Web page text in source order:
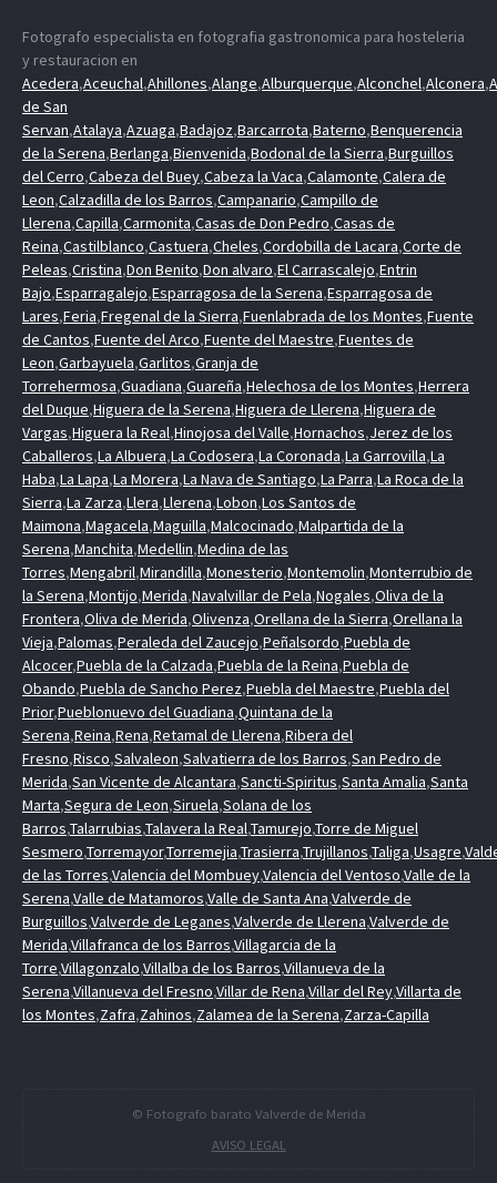
Fotografo especialista en fotografia gastronomica para hosteleria
y restauracion en
Acedera,Aceuchal,Ahillones,Alange,Alburquerque,Alconchel,Alconera,
de San
Servan,Atalaya,Azuaga,Badajoz,Barcarrota,Baterno,Benquerencia
de la Serena,Berlanga,Bienvenida,Bodonal de la Sierra,Burguillos
del Cerro,Cabeza del Buey,Cabeza la Vaca,Calamonte,Calera de
Leon,Calzadilla de los Barros,Campanario,Campillo de
Llerena,Capilla,Carmonita,Casas de Don Pedro,Casas de
Reina,Castilblanco,Castuera,Cheles,Cordobilla de Lacara,Corte de
Peleas,Cristina,Don Benito,Don alvaro,El Carrascalejo,Entrin
Bajo,Esparragalejo,Esparragosa de la Serena,Esparragosa de
Lares,Feria,Fregenal de la Sierra,Fuenlabrada de los Montes,Fuente
de Cantos,Fuente del Arco,Fuente del Maestre,Fuentes de
Leon,Garbayuela,Garlitos,Granja de
Torrehermosa,Guadiana,Guareña,Helechosa de los Montes,Herrera
del Duque,Higuera de la Serena,Higuera de Llerena,Higuera de
Vargas,Higuera la Real,Hinojosa del Valle,Hornachos,Jerez de los
Caballeros,La Albuera,La Codosera,La Coronada,La Garrovilla,La
Haba,La Lapa,La Morera,La Nava de Santiago,La Parra,La Roca de la
Sierra,La Zarza,Llera,Llerena,Lobon,Los Santos de
Maimona,Magacela,Maguilla,Malcocinado,Malpartida de la
Serena,Manchita,Medellin,Medina de las
Torres,Mengabril,Mirandilla,Monesterio,Montemolin,Monterrubio de
la Serena,Montijo,Merida,Navalvillar de Pela,Nogales,Oliva de la
Frontera,Oliva de Merida,Olivenza,Orellana de la Sierra,Orellana la
Vieja,Palomas,Peraleda del Zaucejo,Peñalsordo,Puebla de
Alcocer,Puebla de la Calzada,Puebla de la Reina,Puebla de
Obando,Puebla de Sancho Perez,Puebla del Maestre,Puebla del
Prior,Pueblonuevo del Guadiana,Quintana de la
Serena,Reina,Rena,Retamal de Llerena,Ribera del
Fresno,Risco,Salvaleon,Salvatierra de los Barros,San Pedro de
Merida,San Vicente de Alcantara,Sancti-Spiritus,Santa Amalia,Santa
Marta,Segura de Leon,Siruela,Solana de los
Barros,Talarrubias,Talavera la Real,Tamurejo,Torre de Miguel
Sesmero,Torremayor,Torremejia,Trasierra,Trujillanos,Taliga,Usagre,
de las Torres,Valencia del Mombuey,Valencia del Ventoso,Valle de la
Serena,Valle de Matamoros,Valle de Santa Ana,Valverde de
Burguillos,Valverde de Leganes,Valverde de Llerena,Valverde de
Merida,Villafranca de los Barros,Villagarcia de la
Torre,Villagonzalo,Villalba de los Barros,Villanueva de la
Serena,Villanueva del Fresno,Villar de Rena,Villar del Rey,Villarta de
los Montes,Zafra,Zahinos,Zalamea de la Serena,Zarza-Capilla
© Fotografo barato Valverde de Merida
AVISO LEGAL